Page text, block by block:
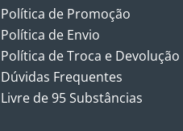
Política de Promoção
Política de Envio
Política de Troca e Devolução
Dúvidas Frequentes
Livre de 95 Substâncias